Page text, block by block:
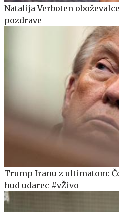
Natalija Verboten
pozdrave
Trump Iranu z ultimatom:
hud udarec #vŽivo